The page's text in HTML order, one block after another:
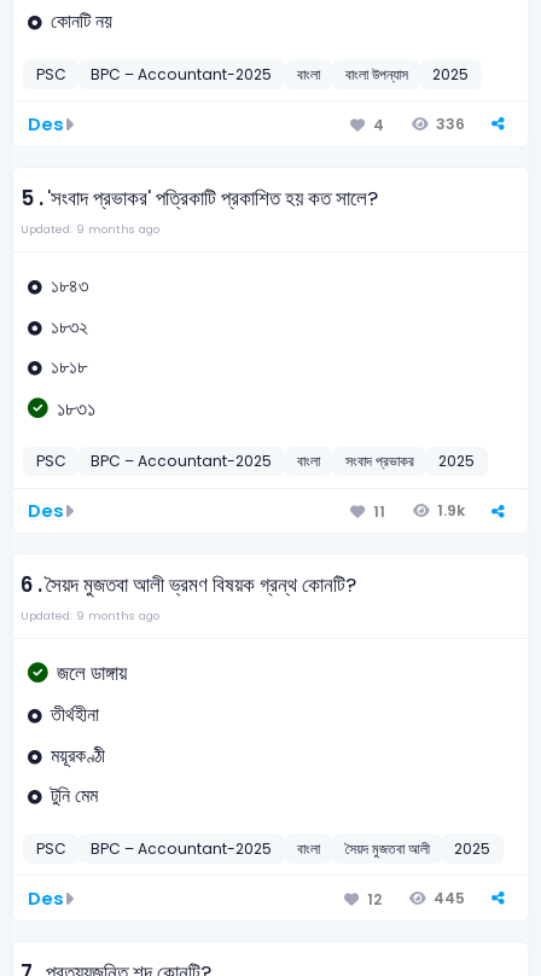
কোনটি নয়
PSC BPC – Accountant-2025 বাংলা বাংলা উপন্যাস 2025
Des 4 336
5 .'সংবাদ প্রভাকর' পত্রিকাটি প্রকাশিত হয় কত সালে?
Updated: 9 months ago
১৮৪৩
১৮৩২
১৮১৮
১৮৩১
PSC BPC – Accountant-2025 বাংলা সংবাদ প্রভাকর 2025
Des 11 1.9k
6 .সৈয়দ মুজতবা আলী ভ্রমণ বিষয়ক গ্রন্থ কোনটি?
Updated: 9 months ago
জলে ডাঙ্গায়
তীর্থহীনা
ময়ূরকণ্ঠী
টুনি মেম
PSC BPC – Accountant-2025 বাংলা সৈয়দ মুজতবা আলী 2025
Des 12 445